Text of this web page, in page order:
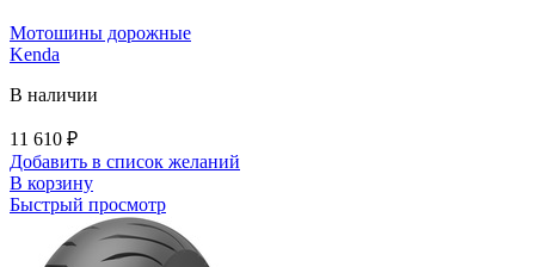
Мотошины дорожные
Kenda
В наличии
11 610 ₽
Добавить в список желаний
В корзину
Быстрый просмотр